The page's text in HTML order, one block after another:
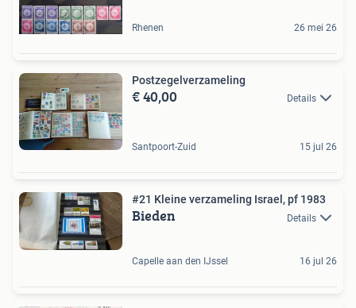
Rhenen 26 mei 26
Postzegelverzameling
€ 40,00 Details
Santpoort-Zuid 15 jul 26
#21 Kleine verzameling Israel, pf 1983
Bieden Details
Capelle aan den IJssel 16 jul 26